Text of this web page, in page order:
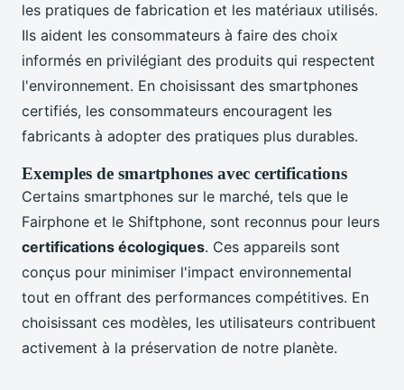
les pratiques de fabrication et les matériaux utilisés.
Ils aident les consommateurs à faire des choix
informés en privilégiant des produits qui respectent
l'environnement. En choisissant des smartphones
certifiés, les consommateurs encouragent les
fabricants à adopter des pratiques plus durables.
Exemples de smartphones avec certifications
Certains smartphones sur le marché, tels que le
Fairphone et le Shiftphone, sont reconnus pour leurs
certifications écologiques. Ces appareils sont
conçus pour minimiser l'impact environnemental
tout en offrant des performances compétitives. En
choisissant ces modèles, les utilisateurs contribuent
activement à la préservation de notre planète.